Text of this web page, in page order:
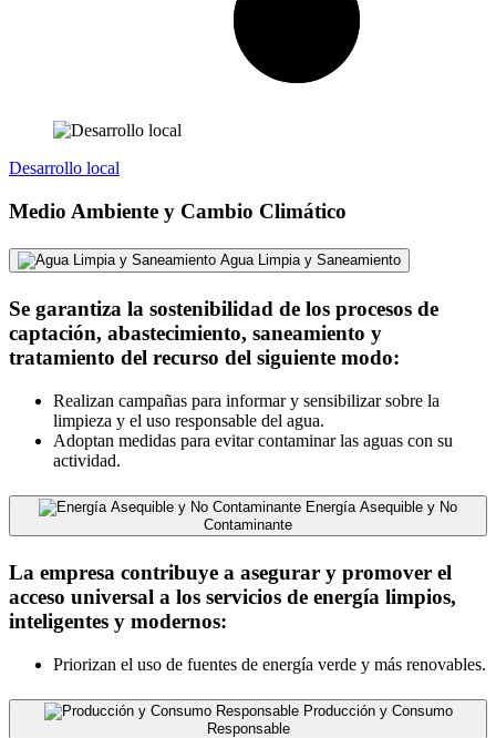
Desarrollo local
Medio Ambiente y Cambio Climático
Agua Limpia y Saneamiento
Se garantiza la sostenibilidad de los procesos de
captación, abastecimiento, saneamiento y
tratamiento del recurso del siguiente modo:
Realizan campañas para informar y sensibilizar sobre la
limpieza y el uso responsable del agua.
Adoptan medidas para evitar contaminar las aguas con su
actividad.
Energía Asequible y No
Contaminante
La empresa contribuye a asegurar y promover el
acceso universal a los servicios de energía limpios,
inteligentes y modernos:
Priorizan el uso de fuentes de energía verde y más renovables.
Producción y Consumo
Responsable